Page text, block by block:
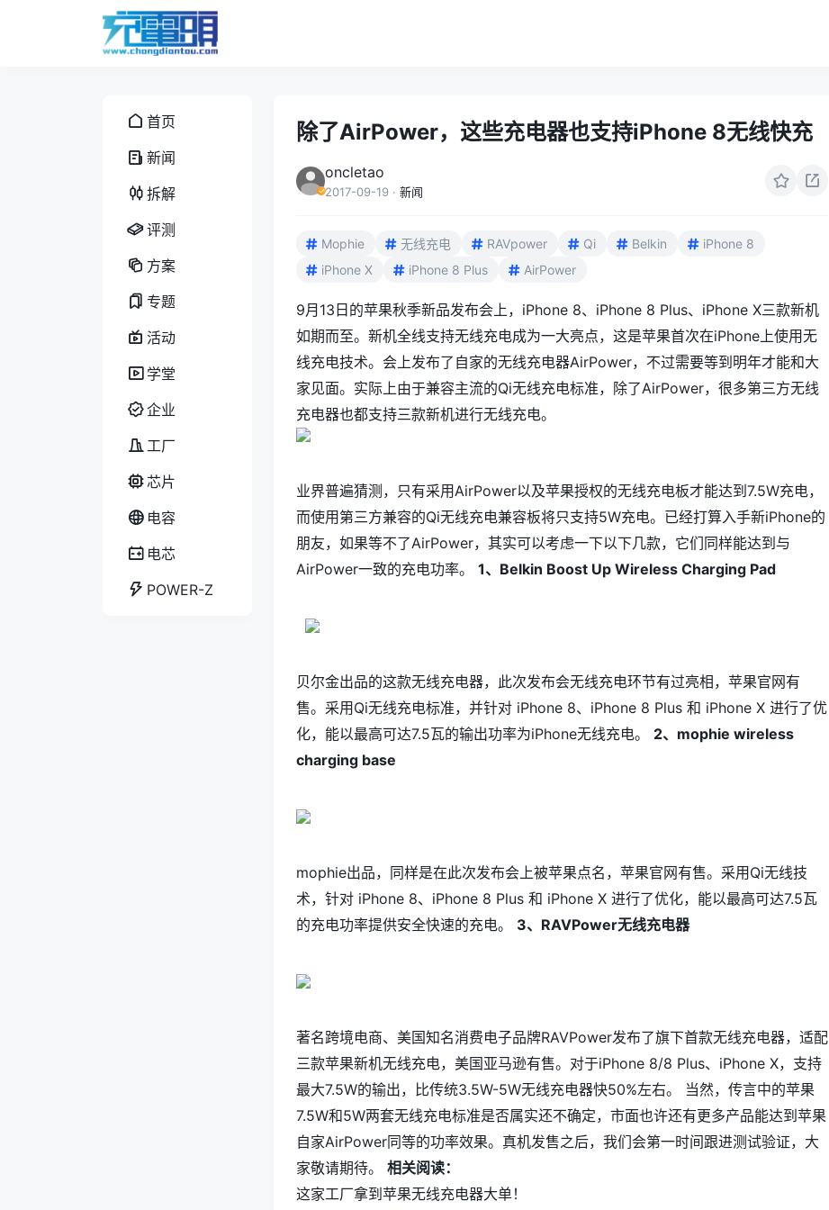
首页
新闻
拆解
评测
方案
专题
活动
学堂
企业
工厂
芯片
电容
电芯
POWER-Z
除了AirPower，这些充电器也支持iPhone 8无线快充
oncletao
2017-09-19 · 新闻
Mophie 无线充电 RAVpower Qi Belkin
iPhone 8
iPhone X
iPhone 8 Plus AirPower
9月13日的苹果秋季新品发布会上，iPhone 8、iPhone 8 Plus、iPhone X三款新机
如期而至。新机全线支持无线充电成为一大亮点，这是苹果首次在iPhone上使用无
线充电技术。会上发布了自家的无线充电器AirPower，不过需要等到明年才能和大
家见面。实际上由于兼容主流的Qi无线充电标准，除了AirPower，很多第三方无线
充电器也都支持三款新机进行无线充电。
业界普遍猜测，只有采用AirPower以及苹果授权的无线充电板才能达到7.5W充电，
而使用第三方兼容的Qi无线充电兼容板将只支持5W充电。已经打算入手新iPhone的
朋友，如果等不了AirPower，其实可以考虑一下以下几款，它们同样能达到与
AirPower一致的充电功率。 1、Belkin Boost Up Wireless Charging Pad
贝尔金出品的这款无线充电器，此次发布会无线充电环节有过亮相，苹果官网有
售。采用Qi无线充电标准，并针对 iPhone 8、iPhone 8 Plus 和 iPhone X 进行了优
化，能以最高可达7.5瓦的输出功率为iPhone无线充电。 2、mophie wireless
charging base
mophie出品，同样是在此次发布会上被苹果点名，苹果官网有售。采用Qi无线技
术，针对 iPhone 8、iPhone 8 Plus 和 iPhone X 进行了优化，能以最高可达7.5瓦
的充电功率提供安全快速的充电。 3、RAVPower无线充电器
著名跨境电商、美国知名消费电子品牌RAVPower发布了旗下首款无线充电器，适配
三款苹果新机无线充电，美国亚马逊有售。对于iPhone 8/8 Plus、iPhone X，支持
最大7.5W的输出，比传统3.5W-5W无线充电器快50%左右。 当然，传言中的苹果
7.5W和5W两套无线充电标准是否属实还不确定，市面也许还有更多产品能达到苹果
自家AirPower同等的功率效果。真机发售之后，我们会第一时间跟进测试验证，大
家敬请期待。 相关阅读：
这家工厂拿到苹果无线充电器大单！